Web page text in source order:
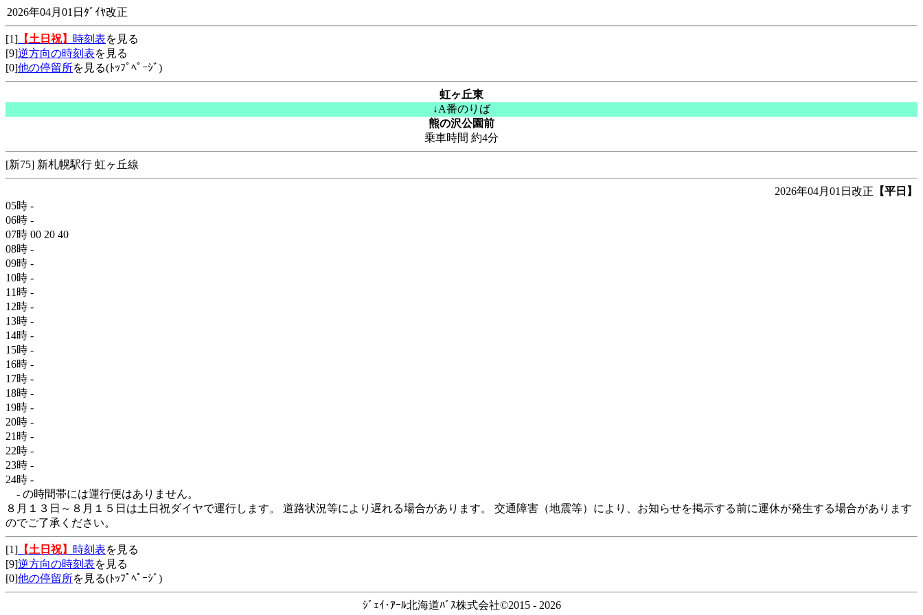
2026年04月01日ﾀﾞｲﾔ改正
[1] 【土日祝】 時刻表を見る
[9]逆方向の時刻表を見る
[0]他の停留所を見る(ﾄｯﾌﾟﾍﾟｰｼﾞ)
虹ヶ丘東
↓A番のりば
熊の沢公園前
乗車時間 約4分
[新75] 新札幌駅行 虹ヶ丘線
2026年04月01日改正 【平日】
05時 -
06時 -
07時 00 20 40
08時 -
09時 -
10時 -
11時 -
12時 -
13時 -
14時 -
15時 -
16時 -
17時 -
18時 -
19時 -
20時 -
21時 -
22時 -
23時 -
24時 -
- の時間帯には運行便はありません。
８月１３日～８月１５日は土日祝ダイヤで運行します。 道路状況等により遅れる場合があります。 交通障害（地震等）により、お知らせを掲示する前に運休が発生する場合があります
のでご了承ください。
[1] 【土日祝】 時刻表を見る
[9]逆方向の時刻表を見る
[0]他の停留所を見る(ﾄｯﾌﾟﾍﾟｰｼﾞ)
ｼﾞｪｲ･ｱｰﾙ北海道ﾊﾞｽ株式会社©2015 - 2026